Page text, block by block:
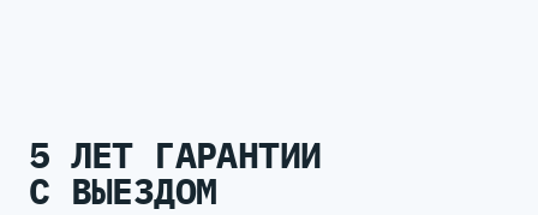
5 ЛЕТ ГАРАНТИИ
С ВЫЕЗДОМ